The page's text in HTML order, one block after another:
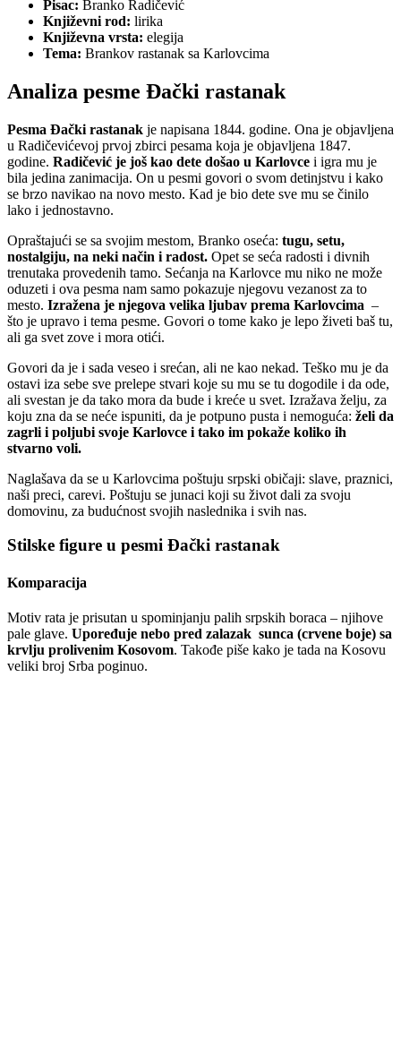
Pisac: Branko Radičević
Književni rod: lirika
Književna vrsta: elegija
Tema: Brankov rastanak sa Karlovcima
Analiza pesme Đački rastanak
Pesma Đački rastanak je napisana 1844. godine. Ona je objavljena
u Radičevićevoj prvoj zbirci pesama koja je objavljena 1847.
godine. Radičević je još kao dete došao u Karlovce i igra mu je
bila jedina zanimacija. On u pesmi govori o svom detinjstvu i kako
se brzo navikao na novo mesto. Kad je bio dete sve mu se činilo
lako i jednostavno.
Opraštajući se sa svojim mestom, Branko oseća: tugu, setu,
nostalgiju, na neki način i radost. Opet se seća radosti i divnih
trenutaka provedenih tamo. Sećanja na Karlovce mu niko ne može
oduzeti i ova pesma nam samo pokazuje njegovu vezanost za to
mesto. Izražena je njegova velika ljubav prema Karlovcima –
što je upravo i tema pesme. Govori o tome kako je lepo živeti baš tu,
ali ga svet zove i mora otići.
Govori da je i sada veseo i srećan, ali ne kao nekad. Teško mu je da
ostavi iza sebe sve prelepe stvari koje su mu se tu dogodile i da ode,
ali svestan je da tako mora da bude i kreće u svet. Izražava želju, za
koju zna da se neće ispuniti, da je potpuno pusta i nemoguća: želi da
zagrli i poljubi svoje Karlovce i tako im pokaže koliko ih
stvarno voli.
Naglašava da se u Karlovcima poštuju srpski običaji: slave, praznici,
naši preci, carevi. Poštuju se junaci koji su život dali za svoju
domovinu, za budućnost svojih naslednika i svih nas.
Stilske figure u pesmi Đački rastanak
Komparacija
Motiv rata je prisutan u spominjanju palih srpskih boraca – njihove
pale glave. Upoređuje nebo pred zalazak sunca (crvene boje) sa
krvlju prolivenim Kosovom. Takođe piše kako je tada na Kosovu
veliki broj Srba poginuo.